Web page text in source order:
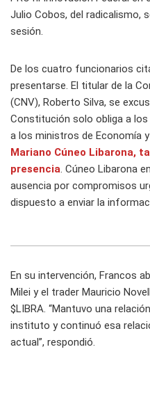
Julio Cobos, del radicalismo,
sesión.
De los cuatro funcionarios
presentarse. El titular de la
(CNV), Roberto Silva, se
Constitución solo obliga a
a los ministros de Economía
Mariano Cúneo Libarona,
presencia . Cúneo Libarona
ausencia por compromisos
dispuesto a enviar la
En su intervención, Francos
Milei y el trader Mauricio
$LIBRA. “Mantuvo una
instituto y continuó esa
actual”, respondió.